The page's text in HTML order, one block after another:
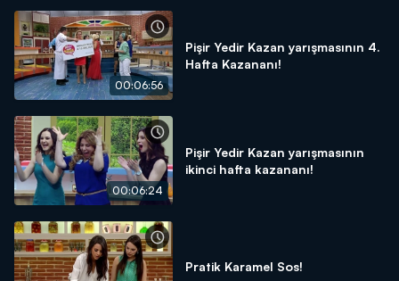
00:06:56
Pişir Yedir Kazan yarışmasının 4.
Hafta Kazananı!
00:06:24
Pişir Yedir Kazan yarışmasının
ikinci hafta kazananı!
Pratik Karamel Sos!